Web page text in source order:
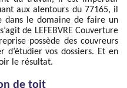
aux alentours du 77165, il
dans le domaine de faire un
de LEFEBVRE Couverture
possède des couvreurs
d’étudier vos dossiers. Et en
le résultat.
de toit